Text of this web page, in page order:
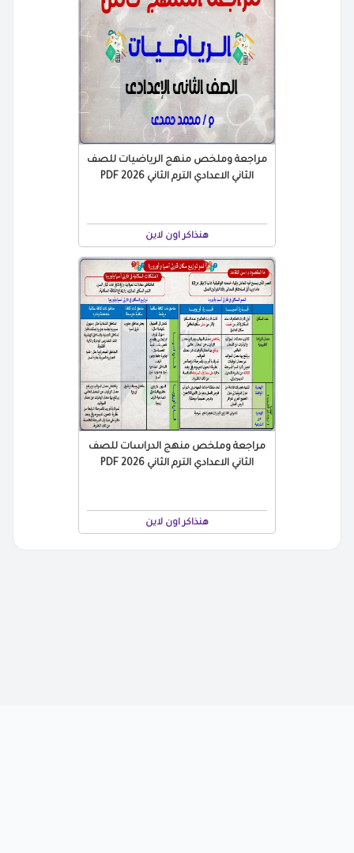
مراجعة وملخص منهج الرياضيات للصف
الثاني الاعدادي الترم الثاني 2026 PDF
هنذاكر اون لاين
مراجعة وملخص منهج الدراسات للصف
الثاني الاعدادي الترم الثاني 2026 PDF
هنذاكر اون لاين